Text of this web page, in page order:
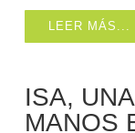
LEER MÁS...
ISA,
MANOS